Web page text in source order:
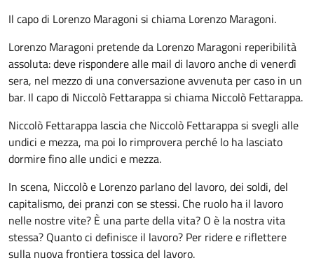
Il capo di Lorenzo Maragoni si chiama Lorenzo Maragoni.
Lorenzo Maragoni pretende da Lorenzo Maragoni reperibilità
assoluta: deve rispondere alle mail di lavoro anche di venerdì
sera, nel mezzo di una conversazione avvenuta per caso in un
bar. Il capo di Niccolò Fettarappa si chiama Niccolò Fettarappa.
Niccolò Fettarappa lascia che Niccolò Fettarappa si svegli alle
undici e mezza, ma poi lo rimprovera perché lo ha lasciato
dormire fino alle undici e mezza.
In scena, Niccolò e Lorenzo parlano del lavoro, dei soldi, del
capitalismo, dei pranzi con se stessi. Che ruolo ha il lavoro
nelle nostre vite? È una parte della vita? O è la nostra vita
stessa? Quanto ci definisce il lavoro? Per ridere e riflettere
sulla nuova frontiera tossica del lavoro.